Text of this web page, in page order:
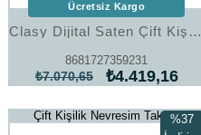
Clasy Dijital Saten Çift Kişilik Nevresim Takımı Vessan V1 Pudra
8681727359231
₺4.419,16
₺7.070,65
Ücretsiz Kargo
Çift Kişilik Nevresim Takımı%37